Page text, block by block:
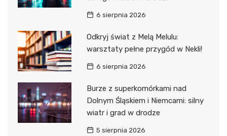
6 sierpnia 2026
Odkryj świat z Melą Melulu:
warsztaty pełne przygód w Nekli!
6 sierpnia 2026
Burze z superkomórkami nad
Dolnym Śląskiem i Niemcami: silny
wiatr i grad w drodze
5 sierpnia 2026